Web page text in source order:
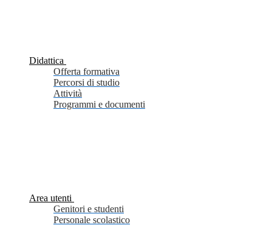
Didattica
Offerta formativa
Percorsi di studio
Attività
Programmi e documenti
Area utenti
Genitori e studenti
Personale scolastico